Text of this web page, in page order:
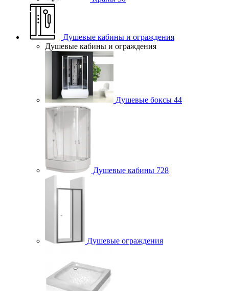
Душевые кабины и ограждения
Душевые кабины и ограждения
Душевые боксы 44
Душевые кабины 728
Душевые ограждения